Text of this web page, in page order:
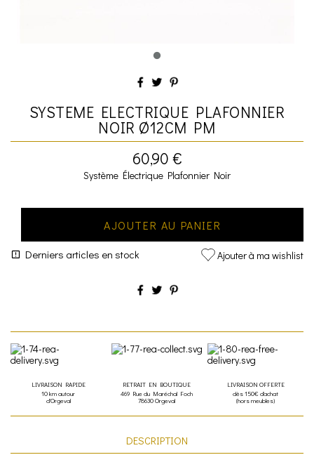
SYSTEME ELECTRIQUE PLAFONNIER
NOIR Ø12CM PM
60,90 €
Système Électrique Plafonnier Noir
AJOUTER AU PANIER
Derniers articles en stock Ajouter à ma wishlist
LIVRAISON RAPIDE
10 km autour
d'Orgeval
RETRAIT EN BOUTIQUE
469 Rue du Maréchal Foch
78630 Orgeval
LIVRAISON OFFERTE
dès 150€ d'achat
(hors meubles)
DESCRIPTION